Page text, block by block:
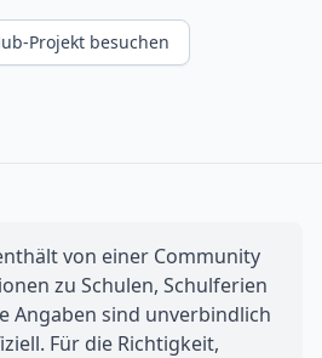
Projekt besuchen
von einer Community
zu Schulen, Schulferien
Angaben sind unverbindlich
Für die Richtigkeit,